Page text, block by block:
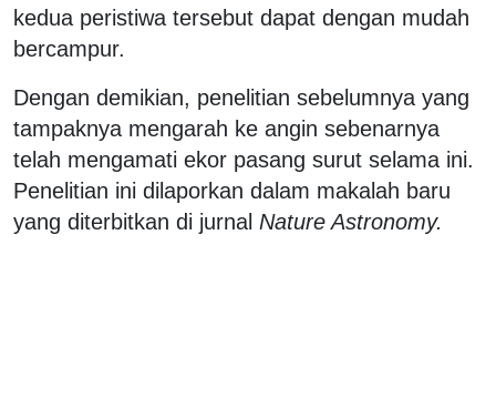
kedua peristiwa tersebut dapat dengan mudah
bercampur.
Dengan demikian, penelitian sebelumnya yang
tampaknya mengarah ke angin sebenarnya
telah mengamati ekor pasang surut selama ini.
Penelitian ini dilaporkan dalam makalah baru
yang diterbitkan di jurnal Nature Astronomy.